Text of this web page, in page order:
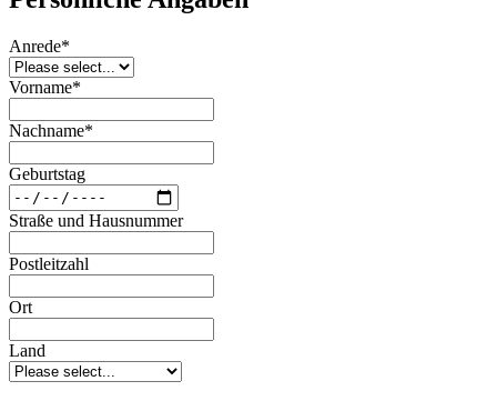
Anrede*
Vorname*
Nachname*
Geburtstag
Straße und Hausnummer
Postleitzahl
Ort
Land